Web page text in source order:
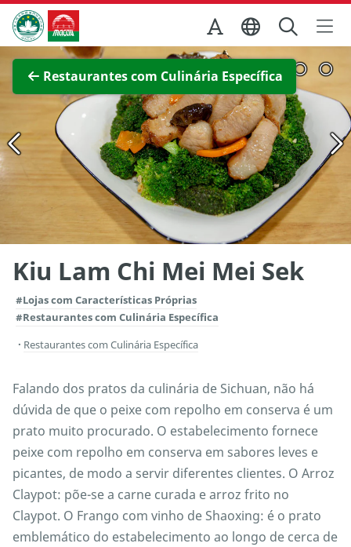
Ir para o conteúdo principal
Direcção dos Serviços de Turismo
Restaurantes com Culinária Específica
Ver imagem completa
Kiu Lam Chi Mei Mei Sek
#Lojas com Características Próprias
#Restaurantes com Culinária Específica
Restaurantes com Culinária Específica
Falando dos pratos da culinária de Sichuan, não há
dúvida de que o peixe com repolho em conserva é um
prato muito procurado. O estabelecimento fornece
peixe com repolho em conserva em sabores leves e
picantes, de modo a servir diferentes clientes. O Arroz
Claypot: põe-se a carne curada e arroz frito no
Claypot. O Frango com vinho de Shaoxing: é o prato
emblemático do estabelecimento ao longo de cerca de